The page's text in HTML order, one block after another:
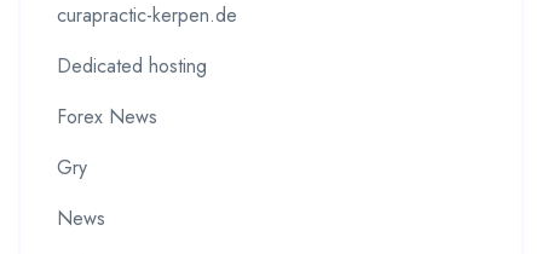
curapractic-kerpen.de
Dedicated hosting
Forex News
Gry
News